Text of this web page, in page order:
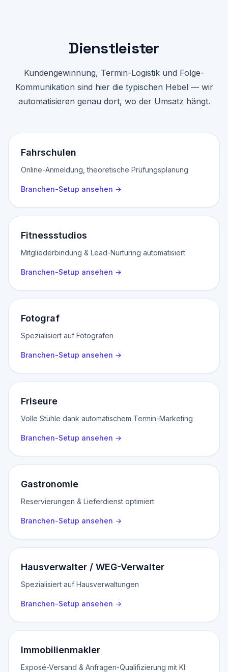
Dienstleister
Kundengewinnung, Termin-Logistik und Folge-
Kommunikation sind hier die typischen Hebel — wir
automatisieren genau dort, wo der Umsatz hängt.
Fahrschulen
Online-Anmeldung, theoretische Prüfungsplanung
Branchen-Setup ansehen →
Fitnessstudios
Mitgliederbindung & Lead-Nurturing automatisiert
Branchen-Setup ansehen →
Fotograf
Spezialisiert auf Fotografen
Branchen-Setup ansehen →
Friseure
Volle Stühle dank automatischem Termin-Marketing
Branchen-Setup ansehen →
Gastronomie
Reservierungen & Lieferdienst optimiert
Branchen-Setup ansehen →
Hausverwalter / WEG-Verwalter
Spezialisiert auf Hausverwaltungen
Branchen-Setup ansehen →
Immobilienmakler
Exposé-Versand & Anfragen-Qualifizierung mit KI